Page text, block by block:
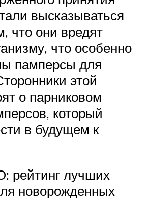
высказываться
что они вредят
что особенно
памперсы для
этой
о парниковом
который
в будущем к
лучших
новорожденных